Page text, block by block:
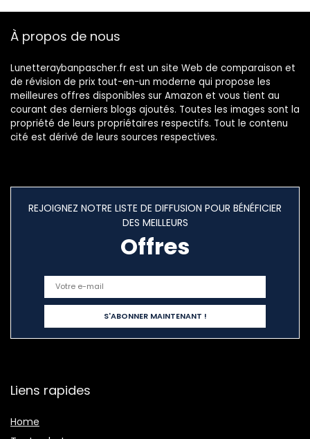
À propos de nous
Lunetteraybanpascher.fr est un site Web de comparaison et
de révision de prix tout-en-un moderne qui propose les
meilleures offres disponibles sur Amazon et vous tient au
courant des derniers blogs ajoutés. Toutes les images sont la
propriété de leurs propriétaires respectifs. Tout le contenu
cité est dérivé de leurs sources respectives.
REJOIGNEZ NOTRE LISTE DE DIFFUSION POUR BÉNÉFICIER
DES MEILLEURS
Offres
Liens rapides
Home